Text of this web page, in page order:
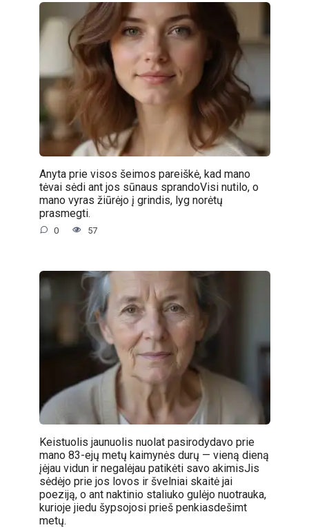
Anyta prie visos šeimos pareiškė, kad mano
tėvai sėdi ant jos sūnaus sprandoVisi nutilo, o
mano vyras žiūrėjo į grindis, lyg norėtų
prasmegti.
0 57
Keistuolis jaunuolis nuolat pasirodydavo prie
mano 83-ejų metų kaimynės durų — vieną dieną
įėjau vidun ir negalėjau patikėti savo akimisJis
sėdėjo prie jos lovos ir švelniai skaitė jai
poeziją, o ant naktinio staliuko gulėjo nuotrauka,
kurioje jiedu šypsojosi prieš penkiasdešimt
metų.